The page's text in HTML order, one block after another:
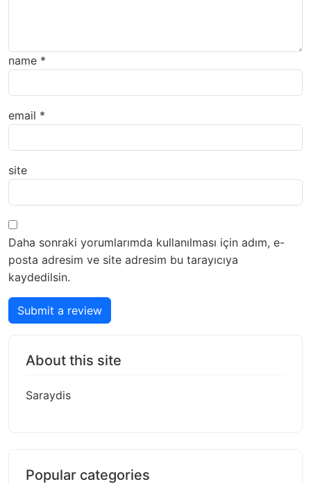
name *
email *
site
Daha sonraki yorumlarımda kullanılması için adım, e-
posta adresim ve site adresim bu tarayıcıya
kaydedilsin.
Submit a review
About this site
Saraydis
Popular categories